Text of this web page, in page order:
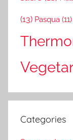
(13) Pasqua (11)
Categories